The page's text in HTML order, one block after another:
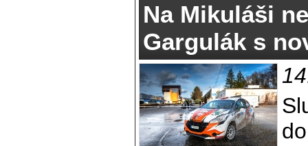
Na Mikuláši
Gargulák s